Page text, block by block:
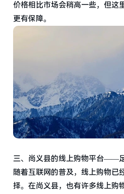
价格相比市场会稍高一些，但这
更有保障。
三、尚义县的线上购物平台——
随着互联网的普及，线上购物已
择。在尚义县，也有许多线上购